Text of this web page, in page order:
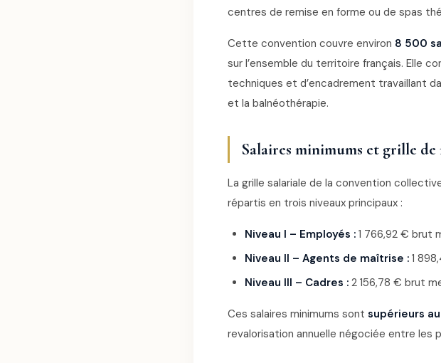
centres de remise en forme ou de spas
Cette convention couvre environ 8 500
sur l’ensemble du territoire français. Elle
techniques et d’encadrement travaillant
et la balnéothérapie.
Salaires minimums et grille
La grille salariale de la convention
répartis en trois niveaux principaux :
Niveau I – Employés : 1 766,92 € brut
Niveau II – Agents de maîtrise : 1
Niveau III – Cadres : 2 156,78 € brut
Ces salaires minimums sont supérieurs au
revalorisation annuelle négociée entre les